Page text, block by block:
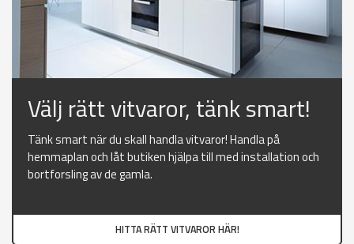
Välj rätt vitvaror, tänk smart!
Tänk smart när du skall handla vitvaror! Handla på
hemmaplan och låt butiken hjälpa till med installation och
bortforsling av de gamla.
HITTA RÄTT VITVAROR HÄR!